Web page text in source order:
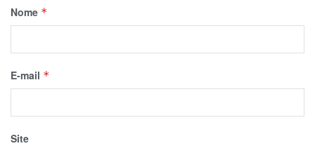
Nome *
E-mail *
Site